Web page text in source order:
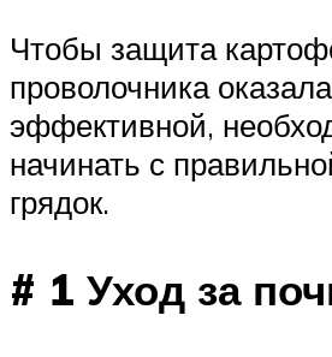
Чтобы защита
проволочника
эффективной,
начинать с
грядок.
# 1 Уход за